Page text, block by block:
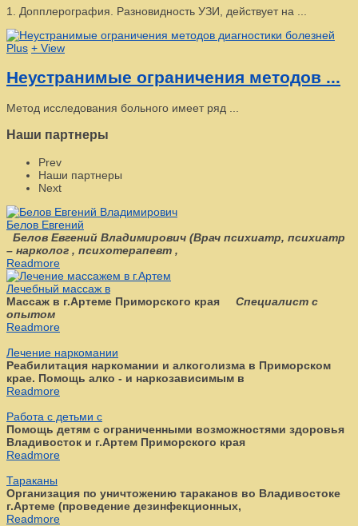
1. Допплерография. Разновидность УЗИ, действует на ...
Plus + View
Неустранимые ограничения методов ...
Метод исследования больного имеет ряд ...
Наши партнеры
Prev
Наши партнеры
Next
Белов Евгений
Белов Евгений Владимирович (Врач психиатр, психиатр
– нарколог , психотерапевт ,
Readmore
Лечебный массаж в
Массаж в г.Артеме Приморского края
Специалист с
опытом
Readmore
Лечение наркомании
Реабилитация наркомании и алкоголизма в Приморском
крае. Помощь алко - и наркозависимым в
Readmore
Работа с детьми с
Помощь детям с ограниченными возможностями здоровья
Владивосток и г.Артем Приморского края
Readmore
Тараканы
Организация по уничтожению тараканов во Владивостоке
г.Артеме (проведение дезинфекционных,
Readmore